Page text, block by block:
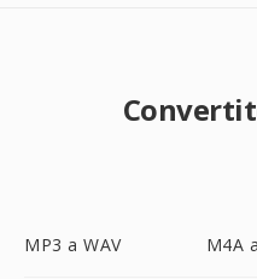
MP3 a WAV M4A